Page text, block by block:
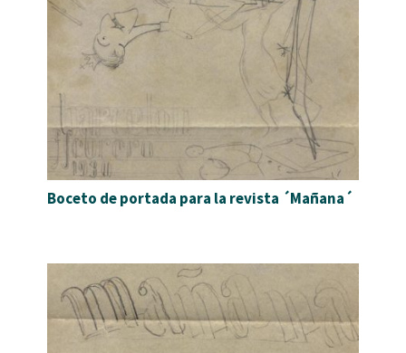
Boceto de portada para la revista ´Mañana´